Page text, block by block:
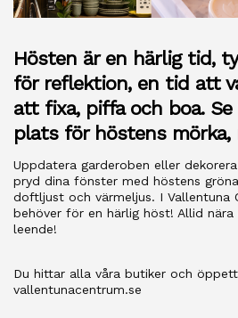
Hösten är en härlig tid,
för reflektion, en tid att
att fixa, piffa och boa.
plats för höstens mörka,
Uppdatera garderoben eller
pryd dina fönster med höstens
doftljust och värmeljus. I Vallentuna
behöver för en härlig höst! Allid
leende!
Du hittar alla våra butiker och
vallentunacentrum.se